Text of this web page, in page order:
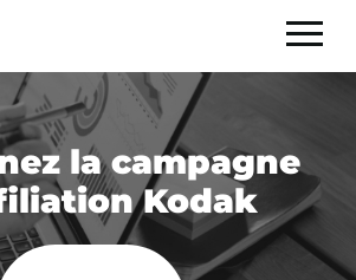
la campagne
Kodak